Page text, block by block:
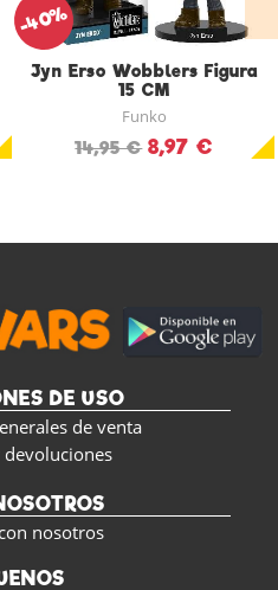
Jyn Erso Wobblers Figura
15 CM
Funko
14,95 € 8,97 €
-40%
DE USO
de venta
devoluciones
nosotros